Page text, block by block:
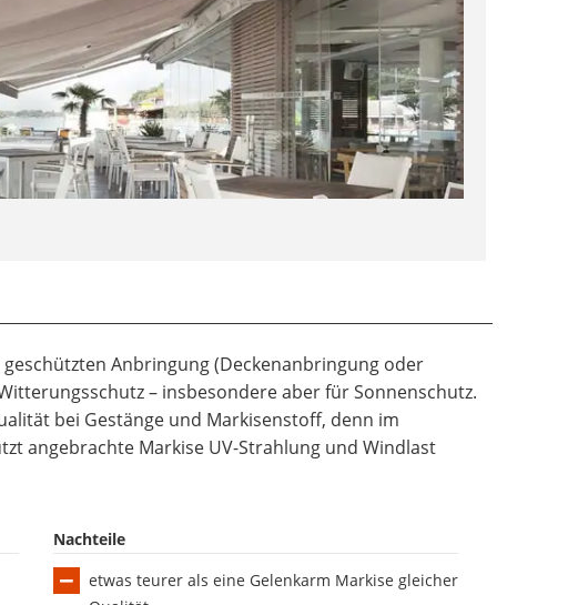
Anbringung (Deckenanbringung oder
– insbesondere aber für Sonnenschutz.
bei Gestänge und Markisenstoff, denn im
angebrachte Markise UV-Strahlung und Windlast
Nachteile
etwas teurer als eine Gelenkarm Markise gleicher